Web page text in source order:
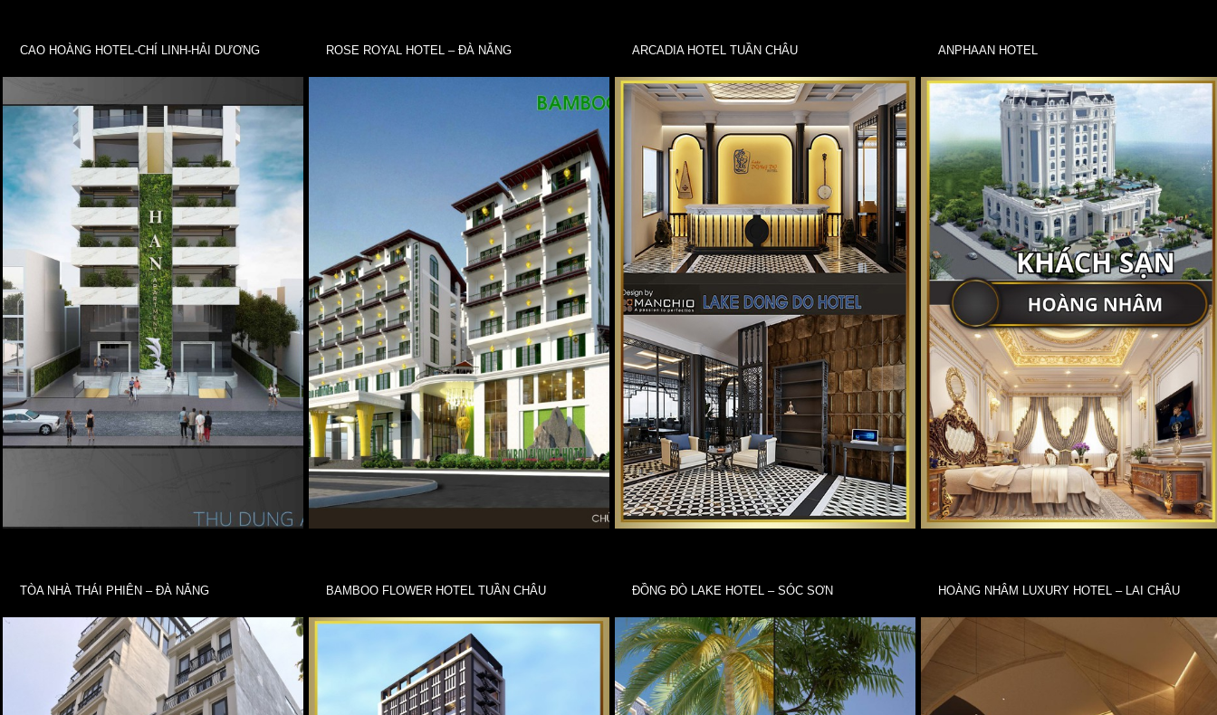
CAO HOÀNG HOTEL-CHÍ LINH-HẢI DƯƠNG ROSE ROYAL HOTEL – ĐÀ NẴNG ARCADIA HOTEL TUẦN CHÂU ANPHAAN HOTEL
TÒA NHÀ THÁI PHIÊN – ĐÀ NẴNG BAMBOO FLOWER HOTEL TUẦN CHÂU ĐỒNG ĐÒ LAKE HOTEL – SÓC SƠN HOÀNG NHÂM LUXURY HOTEL – LAI CHÂU